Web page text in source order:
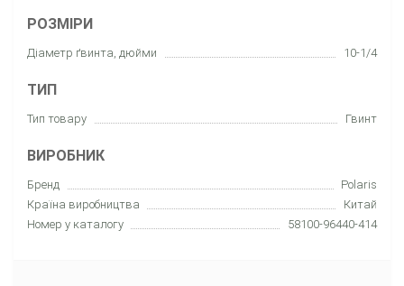
РОЗМІРИ
Діаметр ґвинта, дюйми 10-1/4
ТИП
Тип товару Гвинт
ВИРОБНИК
Бренд
Polaris
Країна виробництва
Китай
Номер у каталогу
58100-96440-414